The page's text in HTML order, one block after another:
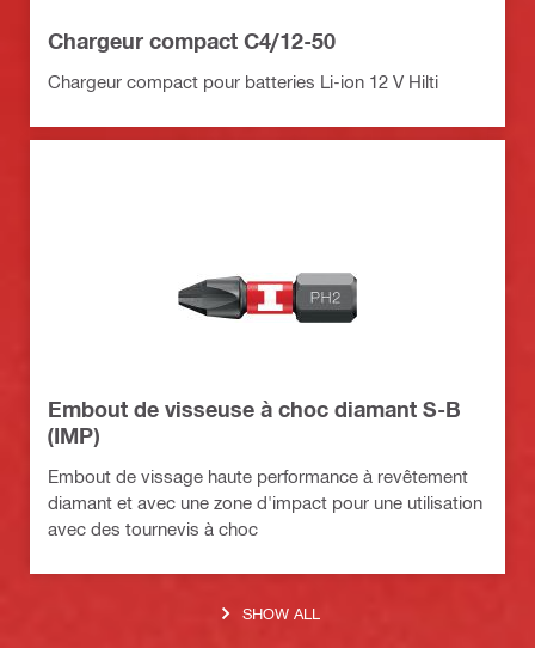
Chargeur compact C4/12-50
Chargeur compact pour batteries Li-ion 12 V Hilti
Embout de visseuse à choc diamant S-B
(IMP)
Embout de vissage haute performance à revêtement
diamant et avec une zone d'impact pour une utilisation
avec des tournevis à choc
SHOW ALL